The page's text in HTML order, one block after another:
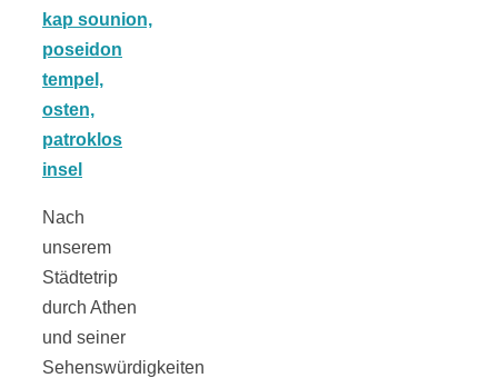
Nach
unserem
Städtetrip
durch Athen
und seiner
Sehenswürdigkeiten